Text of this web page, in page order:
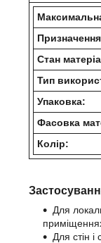
Стан
Тип
Упаковка:
Фасовка
Колір:
Для
Для стін і